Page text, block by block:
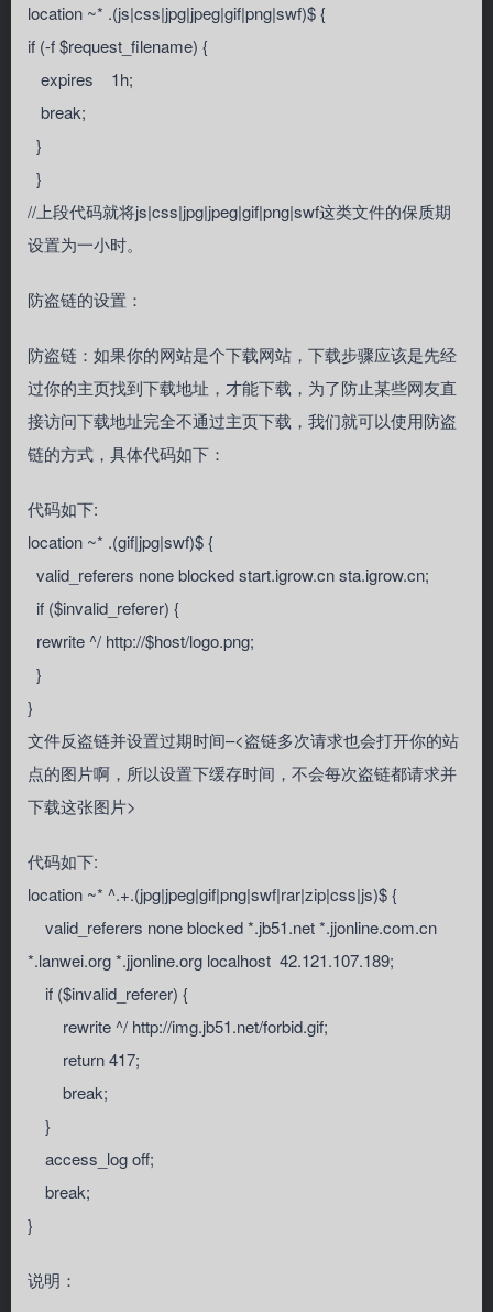
location ~* .(js|css|jpg|jpeg|gif|png|swf)$ {
if (-f $request_filename) {
expires 1h;
break;
}
}
//上段代码就将js|css|jpg|jpeg|gif|png|swf这类文件的保质期
设置为一小时。
防盗链的设置：
防盗链：如果你的网站是个下载网站，下载步骤应该是先经
过你的主页找到下载地址，才能下载，为了防止某些网友直
接访问下载地址完全不通过主页下载，我们就可以使用防盗
链的方式，具体代码如下：
代码如下:
location ~* .(gif|jpg|swf)$ {
valid_referers none blocked start.igrow.cn sta.igrow.cn;
if ($invalid_referer) {
rewrite ^/ http://$host/logo.png;
}
}
文件反盗链并设置过期时间–<盗链多次请求也会打开你的站
点的图片啊，所以设置下缓存时间，不会每次盗链都请求并
下载这张图片>
代码如下:
location ~* ^.+.(jpg|jpeg|gif|png|swf|rar|zip|css|js)$ {
valid_referers none blocked *.jb51.net *.jjonline.com.cn
*.lanwei.org *.jjonline.org localhost 42.121.107.189;
if ($invalid_referer) {
rewrite ^/ http://img.jb51.net/forbid.gif;
return 417;
break;
}
access_log off;
break;
}
说明：